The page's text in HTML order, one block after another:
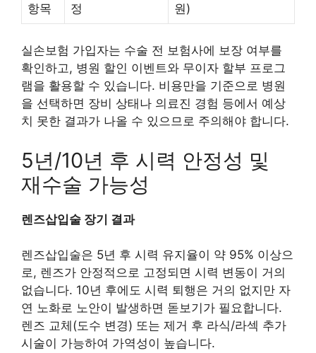
항목
정
원)
실손보험 가입자는 수술 전 보험사에 보장 여부를
확인하고, 병원 할인 이벤트와 무이자 할부 프로그
램을 활용할 수 있습니다. 비용만을 기준으로 병원
을 선택하면 장비 상태나 의료진 경험 등에서 예상
치 못한 결과가 나올 수 있으므로 주의해야 합니다.
5년/10년 후 시력 안정성 및
재수술 가능성
렌즈삽입술 장기 결과
렌즈삽입술은 5년 후 시력 유지율이 약 95% 이상으
로, 렌즈가 안정적으로 고정되면 시력 변동이 거의
없습니다. 10년 후에도 시력 퇴행은 거의 없지만 자
연 노화로 노안이 발생하면 돋보기가 필요합니다.
렌즈 교체(도수 변경) 또는 제거 후 라식/라섹 추가
시술이 가능하여 가역성이 높습니다.